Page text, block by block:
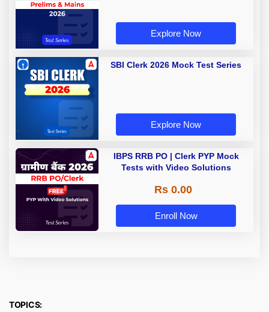
Explore Now
SBI Clerk 2026 Mock Test Series
Explore Now
IBPS RRB PO | Clerk PYP Mock
Tests with Video Solutions
Rs 0.00
Enroll Now
TOPICS: